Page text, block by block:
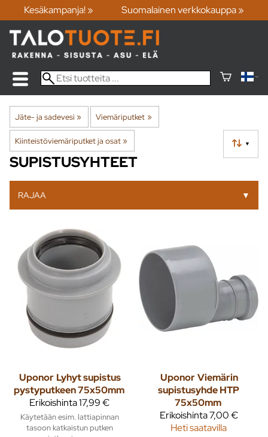
Kesäkampanja! » Suomalainen verkkokauppa »
Jäte- ja sadevesi ‪» Viemäriputket ‪»
Kiinteistöviemäriputket ja osat‪» ▼
SUPISTUSYHTEET
RAJAA ▼
Uponor Lyhyt supistus
pystyputkeen 75x50mm
Erikoishinta17,99 €
Käytetään esim. lattiapinnan
tasoon katkaistun putken
UponorViemärin
supistusyhde HTP
75x50mm
Erikoishinta7,00 €
Heti saatavilla